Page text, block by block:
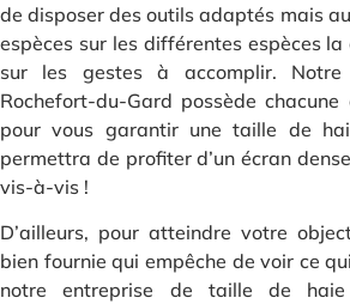
de disposer des outils adaptés mais
espèces sur les différentes espèces
sur les gestes à accomplir.
Rochefort-du-Gard possède
pour vous garantir une taille de
permettra de profiter d’un écran
vis-à-vis !
D’ailleurs, pour atteindre votre
bien fournie qui empêche de voir ce
notre entreprise de taille de haie